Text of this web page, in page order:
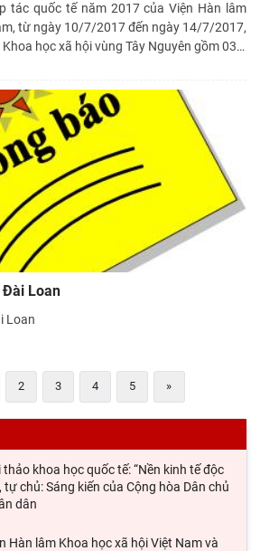
tác quốc tế năm 2017 của Viện Hàn lâm
từ ngày 10/7/2017 đến ngày 14/7/2017,
học xã hội vùng Tây Nguyên gồm 03…
Đài Loan
Loan
2 3 4 5 »
thảo khoa học quốc tế: “Nền kinh tế độc
tự chủ: Sáng kiến của Cộng hòa Dân chủ
dân
Hàn lâm Khoa học xã hội Việt Nam và